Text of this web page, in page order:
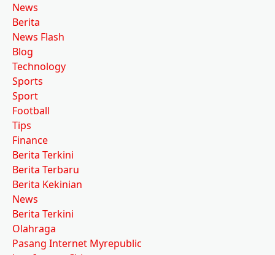
News
Berita
News Flash
Blog
Technology
Sports
Sport
Football
Tips
Finance
Berita Terkini
Berita Terbaru
Berita Kekinian
News
Berita Terkini
Olahraga
Pasang Internet Myrepublic